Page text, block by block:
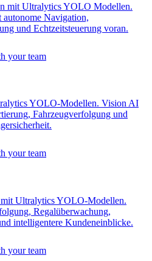
mit Ultralytics YOLO Modellen.
Navigation,
und Echtzeitsteuerung voran.
YOLO-Modellen. Vision AI
Fahrzeugverfolgung und
Ultralytics YOLO-Modellen.
Regalüberwachung,
intelligentere Kundeneinblicke.